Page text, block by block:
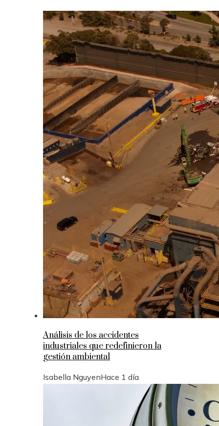
Análisis de los accidentes
industriales que redefinieron la
gestión ambiental
Isabella NguyenHace 1 día